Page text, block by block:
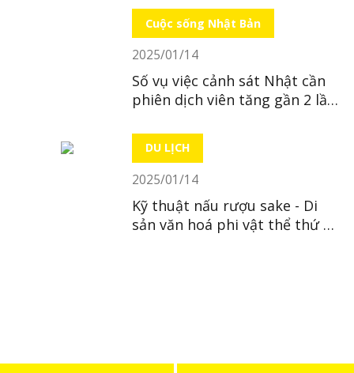
Cuộc sống Nhật Bản
2025/01/14
Số vụ việc cảnh sát Nhật cần
phiên dịch viên tăng gần 2 lần
DU LỊCH
2025/01/14
Kỹ thuật nấu rượu sake - Di
sản văn hoá phi vật thể thứ 23